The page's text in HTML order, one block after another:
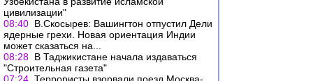
цивилизации"
08:40 В.Скосырев: Вашингтон отпустил Дели
ядерные грехи. Новая ориентация Индии
может сказаться на...
08:28 В Таджикистане начала издаваться
"Строительная газета"